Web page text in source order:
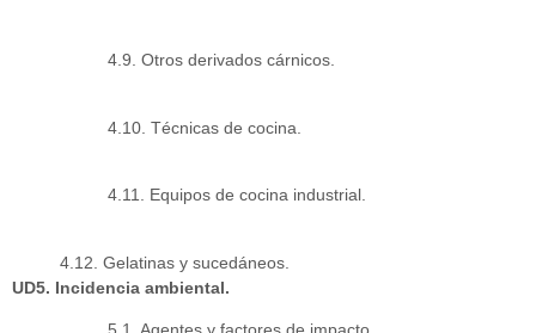
4.9. Otros derivados cárnicos.
4.10. Técnicas de cocina.
4.11. Equipos de cocina industrial.
4.12. Gelatinas y sucedáneos.
UD5. Incidencia ambiental.